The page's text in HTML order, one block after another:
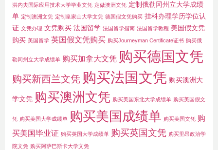
洪内夫国际应用技术大学毕业文凭 定做澳洲文凭 定制俄勒冈州立大学成绩
单 定制澳洲文凭 定制皇家山大学文凭 德国假文凭购买 挂科办理学历学位认
证 文凭办理 文凭购买 法国留学 法国留学指南 法国留学教程 美国假文凭
购买 美国留学 英国假文凭购买 购买Journeyman Certificate证书 购买俄
勒冈州立大学成绩单 购买加拿大文凭 购买德国文凭
购买新西兰文凭 购买法国文凭 购买澳洲大
学文凭 购买澳洲文凭 购买美国东北大学成绩单 购买美国假文
凭 购买美国大学成绩单 购买美国成绩单 购买美国文凭 购
买美国毕业证 购买英国大学成绩单 购买英国文凭 购买里昂政治学
院文凭 购买阿萨巴斯卡大学文凭